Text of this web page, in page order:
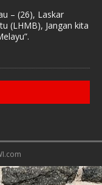
– (26), Laskar
(LHMB), Jangan kita